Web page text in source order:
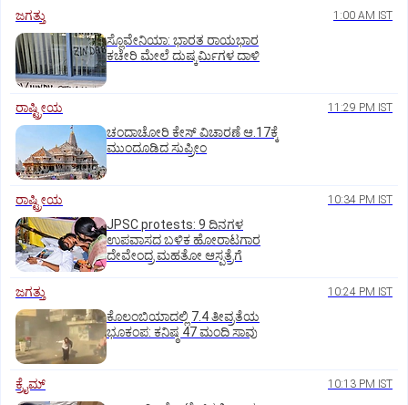
ಜಗತ್ತು 1:00 AM IST
ಸ್ಲೊವೇನಿಯಾ: ಭಾರತ ರಾಯಭಾರ
ಕಚೇರಿ ಮೇಲೆ ದುಷ್ಕರ್ಮಿಗಳ ದಾಳಿ
ರಾಷ್ಟ್ರೀಯ 11:29 PM IST
ಚಂದಾಚೋರಿ ಕೇಸ್‌ ವಿಚಾರಣೆ ಆ.17ಕ್ಕೆ
ಮುಂದೂಡಿದ ಸುಪ್ರೀಂ
ರಾಷ್ಟ್ರೀಯ 10:34 PM IST
JPSC protests: 9 ದಿನಗಳ
ಉಪವಾಸದ ಬಳಿಕ ಹೋರಾಟಗಾರ
ದೇವೇಂದ್ರ ಮಹತೋ ಆಸ್ಪತ್ರೆಗೆ
ಜಗತ್ತು 10:24 PM IST
ಕೊಲಂಬಿಯಾದಲ್ಲಿ 7.4 ತೀವ್ರತೆಯ
ಭೂಕಂಪ: ಕನಿಷ್ಠ 47 ಮಂದಿ ಸಾವು
ಕ್ರೈಮ್ 10:13 PM IST